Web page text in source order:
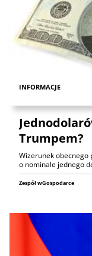
INFORMACJE
Trumpem?
Wizerunek obecnego
o nominale jednego
Zespół wGospodarce